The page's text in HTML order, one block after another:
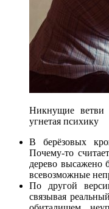
Никнущие ветви
угнетая психику
В берёзовых
Почему-то
дерево высажено
всевозможные
По другой
связывая